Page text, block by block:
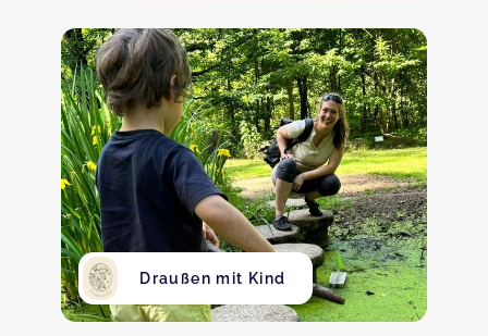
Draußen mit Kind